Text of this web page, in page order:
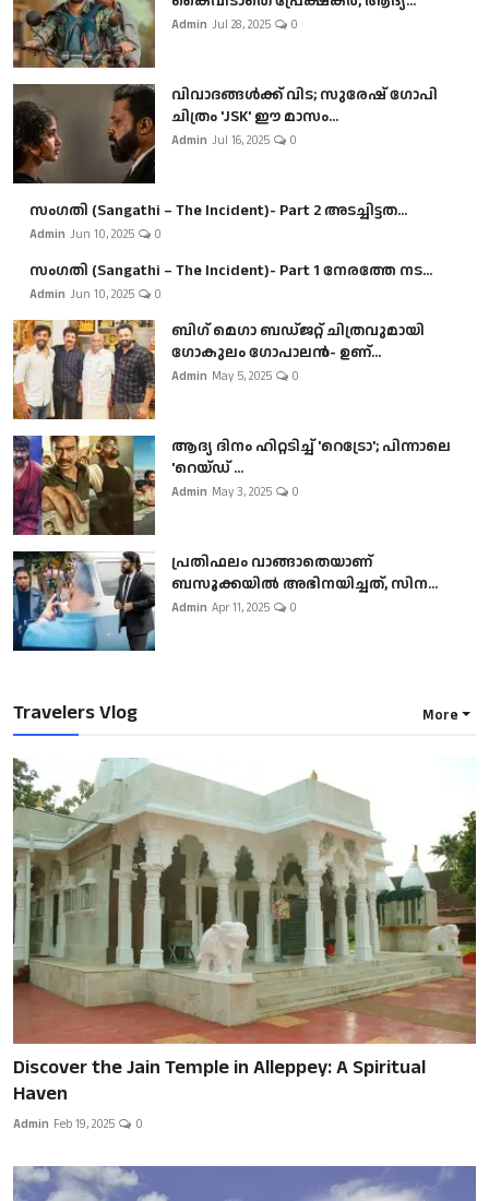
Admin Jul 28, 2025 0
വിവാദങ്ങൾക്ക് വിട; സുരേഷ് ഗോപി
ചിത്രം 'JSK' ഈ മാസം...
Admin Jul 16, 2025 0
സംഗതി (Sangathi – The Incident)- Part 2 അടച്ചിട്ടത...
Admin Jun 10, 2025 0
സംഗതി (Sangathi – The Incident)- Part 1 നേരത്തേ നട...
Admin Jun 10, 2025 0
ബി​ഗ് മെഗാ ബഡ്ജറ്റ് ചിത്രവുമായി
ഗോകുലം ഗോപാലൻ- ഉണ്...
Admin May 5, 2025 0
ആദ്യ ദിനം ഹിറ്റടിച്ച് 'റെട്രോ'; പിന്നാലെ
'റെയ്ഡ് ...
Admin May 3, 2025 0
പ്രതിഫലം വാങ്ങാതെയാണ്
ബസൂക്കയില്‍ അഭിനയിച്ചത്, സിന...
Admin Apr 11, 2025 0
Travelers Vlog More
Discover the Jain Temple in Alleppey: A Spiritual
Haven
Admin Feb 19, 2025 0